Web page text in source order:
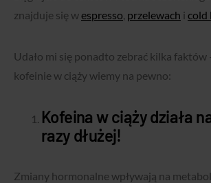
znajduje się w espresso przelewach i cold
Udało mi się ponadto zebrać kilka faktów
kofeinie w ciąży wiemy na pewno:
Kofeina w ciąży działa
razy dłużej!
Zmiany hormonalne wpływają na